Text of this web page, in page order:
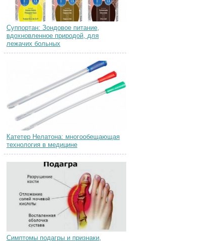
Суппортан: Зондовое питание,
вдохновленное природой, для
лежачих больных
Катетер Нелатона: многообещающая
технология в медицине
Симптомы подагры и признаки,